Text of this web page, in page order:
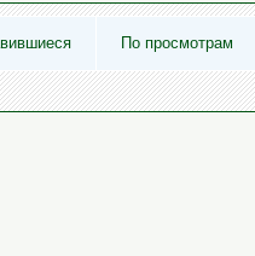
По просмотрам